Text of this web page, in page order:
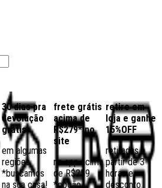
30 dias pra
devolução
grátis
em algumas
regiões,
*buscamos
na sua casa!
frete grátis
acima de
R$279* no
site
no app acima
de R$259
*opção
retire em
loja e ganhe
15%OFF
retiradas a
partir de 3
horas e
desconto